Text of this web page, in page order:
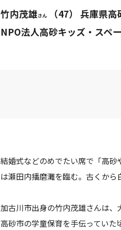
竹内茂雄さん （47）
兵庫県高
NPO法人高砂キッズ・スペ
結婚式などのめでたい席で「高
は瀬田内播磨灘を臨む。古くから
加古川市出身の竹内茂雄さんは
高砂市の学童保育を手伝ってい